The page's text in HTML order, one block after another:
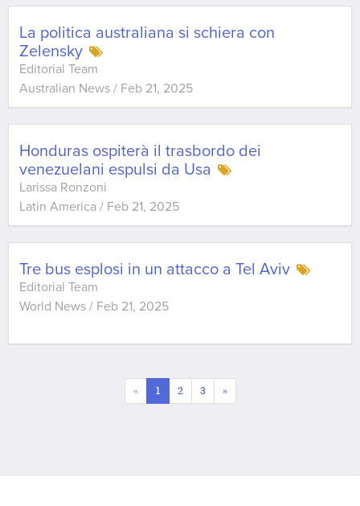
La politica australiana si schiera con
Zelensky
Editorial Team
Australian News / Feb 21, 2025
Honduras ospiterà il trasbordo dei
venezuelani espulsi da Usa
Larissa Ronzoni
Latin America / Feb 21, 2025
Tre bus esplosi in un attacco a Tel Aviv
Editorial Team
World News / Feb 21, 2025
« 1 2 3 »